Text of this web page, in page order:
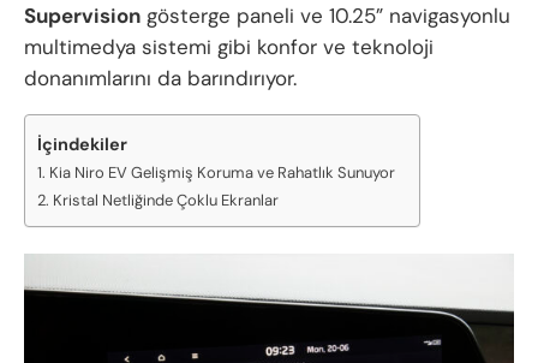
Supervision gösterge paneli ve 10.25” navigasyonlu
multimedya sistemi gibi konfor ve teknoloji
donanımlarını da barındırıyor.
İçindekiler
Kia Niro EV Gelişmiş Koruma ve Rahatlık Sunuyor
Kristal Netliğinde Çoklu Ekranlar